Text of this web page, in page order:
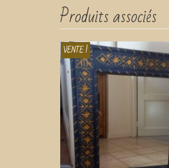
Produits associés
VENTE !